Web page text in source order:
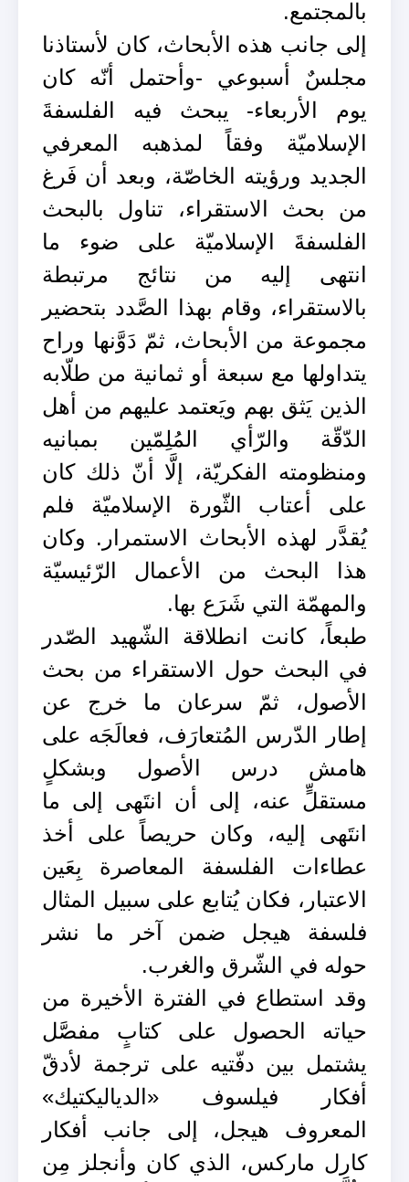
بالمجتمع.
إلى جانب هذه الأبحاث، كان لأستاذنا
مجلسٌ أسبوعي -وأحتمل أنّه كان
يوم الأربعاء- يبحث فيه الفلسفةَ
الإسلاميّة وفقاً لمذهبه المعرفي
الجديد ورؤيته الخاصّة، وبعد أن فَرغ
من بحث الاستقراء، تناول بالبحث
الفلسفةَ الإسلاميّة على ضوء ما
انتهى إليه من نتائج مرتبطة
بالاستقراء، وقام بهذا الصَّدد بتحضير
مجموعة من الأبحاث، ثمّ دَوَّنها وراح
يتداولها مع سبعة أو ثمانية من طلّابه
الذين يَثق بهم ويَعتمد عليهم من أهل
الدّقّة والرّأي المُلِمّين بمبانيه
ومنظومته الفكريّة، إلَّا أنّ ذلك كان
على أعتاب الثّورة الإسلاميّة فلم
يُقدَّر لهذه الأبحاث الاستمرار. وكان
هذا البحث من الأعمال الرّئيسيّة
والمهمّة التي شَرَع بها.
طبعاً، كانت انطلاقة الشّهيد الصّدر
في البحث حول الاستقراء من بحث
الأصول، ثمّ سرعان ما خرج عن
إطار الدّرس المُتعارَف، فعالَجَه على
هامش درس الأصول وبشكلٍ
مستقلٍّ عنه، إلى أن انتَهى إلى ما
انتَهى إليه، وكان حريصاً على أخذ
عطاءات الفلسفة المعاصرة بِعَين
الاعتبار، فكان يُتابع على سبيل المثال
فلسفة هيجل ضمن آخر ما نشر
حوله في الشّرق والغرب.
وقد استطاع في الفترة الأخيرة من
حياته الحصول على كتابٍ مفصَّل
يشتمل بين دفّتيه على ترجمة لأدقّ
أفكار فيلسوف «الدياليكتيك»
المعروف هيجل، إلى جانب أفكار
كارل ماركس، الذي كان وأنجلز مِن